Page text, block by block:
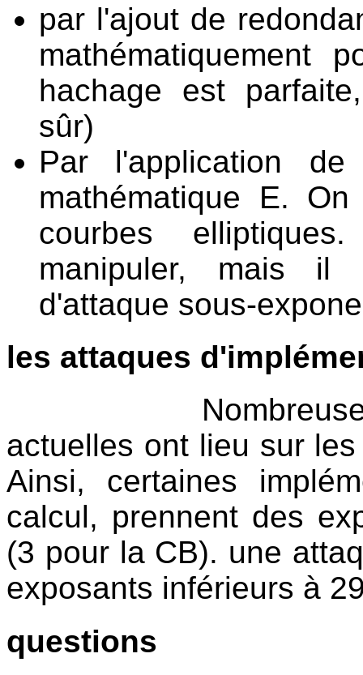
par l'ajout de
mathématiquement
hachage est
sûr)
Par l'application
mathématique E.
courbes
manipuler, mais il
d'attaque sous-
les attaques
Nombreuses
actuelles ont lieu sur
Ainsi, certaines
calcul, prennent des
(3 pour la CB). une
exposants inférieurs à
questions